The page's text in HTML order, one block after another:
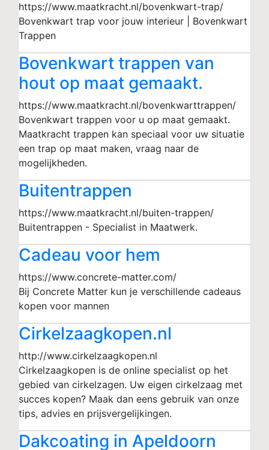
https://www.maatkracht.nl/bovenkwart-trap/
Bovenkwart trap voor jouw interieur | Bovenkwart
Trappen
Bovenkwart trappen van
hout op maat gemaakt.
https://www.maatkracht.nl/bovenkwarttrappen/
Bovenkwart trappen voor u op maat gemaakt.
Maatkracht trappen kan speciaal voor uw situatie
een trap op maat maken, vraag naar de
mogelijkheden.
Buitentrappen
https://www.maatkracht.nl/buiten-trappen/
Buitentrappen - Specialist in Maatwerk.
Cadeau voor hem
https://www.concrete-matter.com/
Bij Concrete Matter kun je verschillende cadeaus
kopen voor mannen
Cirkelzaagkopen.nl
http://www.cirkelzaagkopen.nl
Cirkelzaagkopen is de online specialist op het
gebied van cirkelzagen. Uw eigen cirkelzaag met
succes kopen? Maak dan eens gebruik van onze
tips, advies en prijsvergelijkingen.
Dakcoating in Apeldoorn